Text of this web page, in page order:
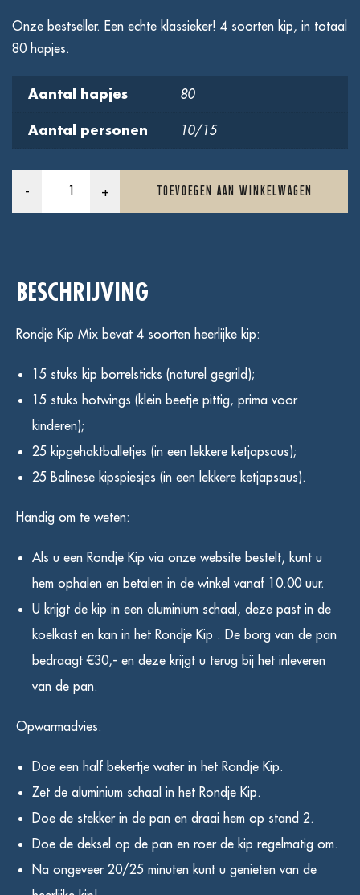
Onze bestseller. Een echte klassieker! 4 soorten kip, in totaal
80 hapjes.
Aantal hapjes 80
Aantal personen 10/15
-
Rondje
+ TOEVOEGEN AAN WINKELWAGEN
BESCHRIJVING
Rondje Kip Mix bevat 4 soorten heerlijke kip:
15 stuks kip borrelsticks (naturel gegrild);
15 stuks hotwings (klein beetje pittig, prima voor
kinderen);
25 kipgehaktballetjes (in een lekkere ketjapsaus);
25 Balinese kipspiesjes (in een lekkere ketjapsaus).
Handig om te weten:
Als u een Rondje Kip via onze website bestelt, kunt u
hem ophalen en betalen in de winkel vanaf 10.00 uur.
U krijgt de kip in een aluminium schaal, deze past in de
koelkast en kan in het Rondje Kip . De borg van de pan
bedraagt €30,- en deze krijgt u terug bij het inleveren
van de pan.
Opwarmadvies:
Doe een half bekertje water in het Rondje Kip.
Zet de aluminium schaal in het Rondje Kip.
Doe de stekker in de pan en draai hem op stand 2.
Doe de deksel op de pan en roer de kip regelmatig om.
Na ongeveer 20/25 minuten kunt u genieten van de